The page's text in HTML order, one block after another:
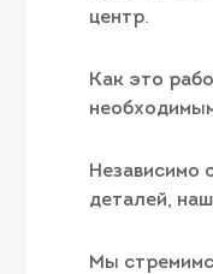
центр.
Как это
Независимо
деталей,
Мы